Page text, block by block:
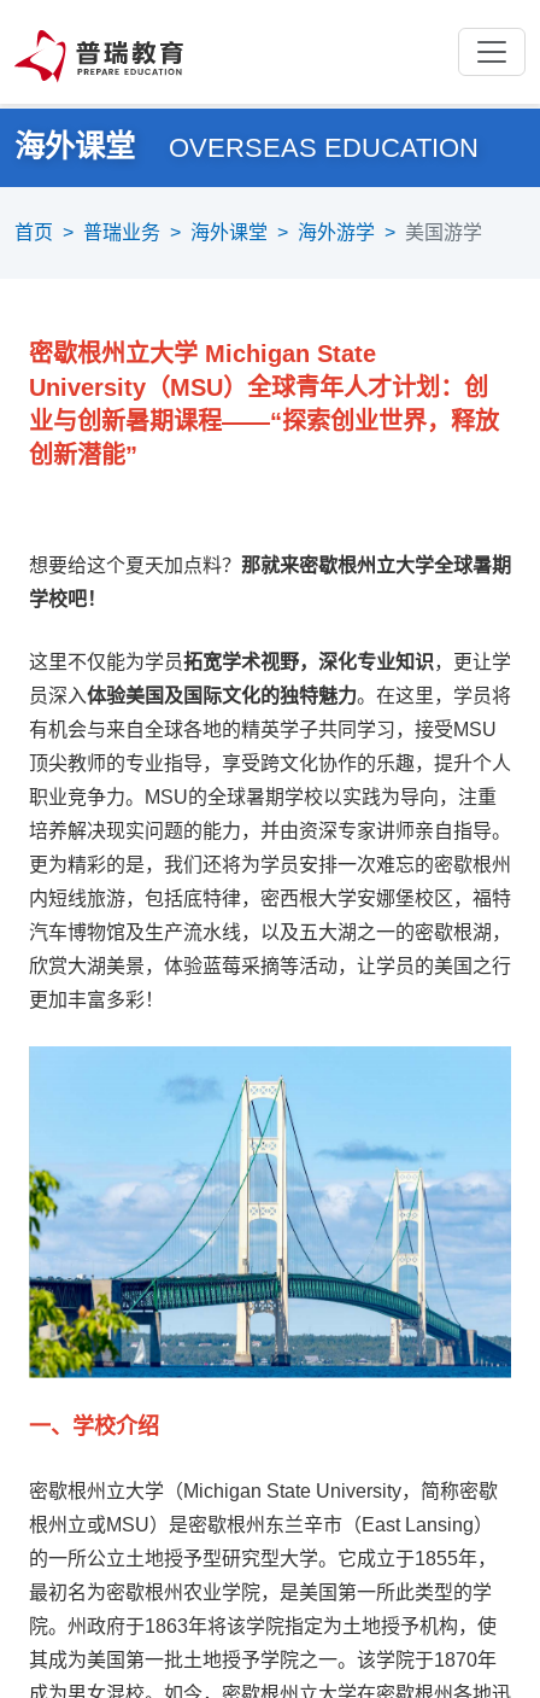
海外课堂 OVERSEAS EDUCATION
首页 > 普瑞业务 > 海外课堂 > 海外游学 > 美国游学
密歇根州立大学 Michigan State
University（MSU）全球青年人才计划：创
业与创新暑期课程——“探索创业世界，释放
创新潜能”
想要给这个夏天加点料？ 那就来密歇根州立大学全球暑期
学校吧！
这里不仅能为学员拓宽学术视野，深化专业知识，更让学
员深入体验美国及国际文化的独特魅力。在这里，学员将
有机会与来自全球各地的精英学子共同学习，接受MSU
顶尖教师的专业指导，享受跨文化协作的乐趣，提升个人
职业竞争力。MSU的全球暑期学校以实践为导向，注重
培养解决现实问题的能力，并由资深专家讲师亲自指导。
更为精彩的是，我们还将为学员安排一次难忘的密歇根州
内短线旅游，包括底特律，密西根大学安娜堡校区，福特
汽车博物馆及生产流水线，以及五大湖之一的密歇根湖，
欣赏大湖美景，体验蓝莓采摘等活动，让学员的美国之行
更加丰富多彩！
一、学校介绍
密歇根州立大学（Michigan State University，简称密歇
根州立或MSU）是密歇根州东兰辛市（East Lansing）
的一所公立土地授予型研究型大学。它成立于1855年，
最初名为密歇根州农业学院，是美国第一所此类型的学
院。州政府于1863年将该学院指定为土地授予机构，使
其成为美国第一批土地授予学院之一。该学院于1870年